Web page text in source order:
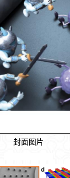
封面图片